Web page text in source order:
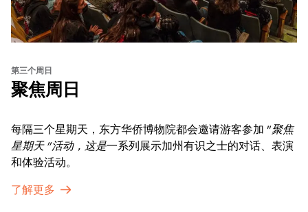
第三个周日
聚焦周日
每隔三个星期天，东方华侨博物院都会邀请游客参加 "聚焦
星期天 "活动，这是一系列展示加州有识之士的对话、表演
和体验活动。
了解更多